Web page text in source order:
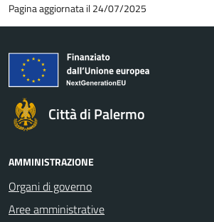
Pagina aggiornata il 24/07/2025
Città di Palermo
AMMINISTRAZIONE
Organi di governo
Aree amministrative